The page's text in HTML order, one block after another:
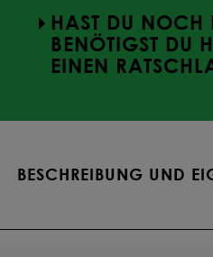
HAST DU NOCH
BENÖTIGST DU
EINEN
BESCHREIBUNG UND